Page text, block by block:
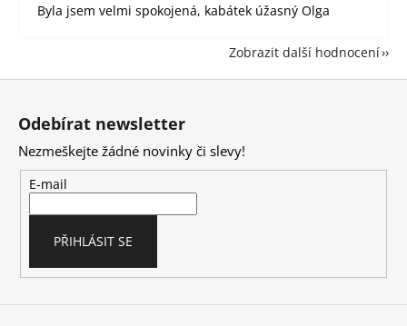
Byla jsem velmi spokojená, kabátek úžasný Olga
Zobrazit další hodnocení
Z
Odebírat newsletter
Nezmeškejte žádné novinky či slevy!
E-mail
PŘIHLÁSIT SE